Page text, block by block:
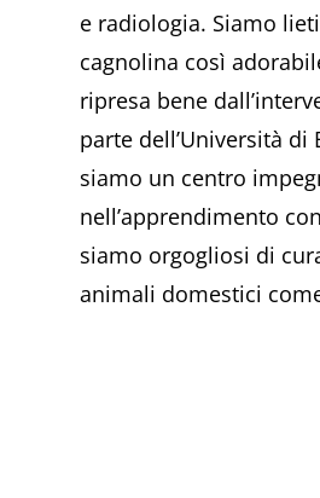
e radiologia. Siamo
cagnolina così
ripresa bene
parte dell’Università di
siamo un centro
nell’apprendimento
siamo orgogliosi di
animali domestici